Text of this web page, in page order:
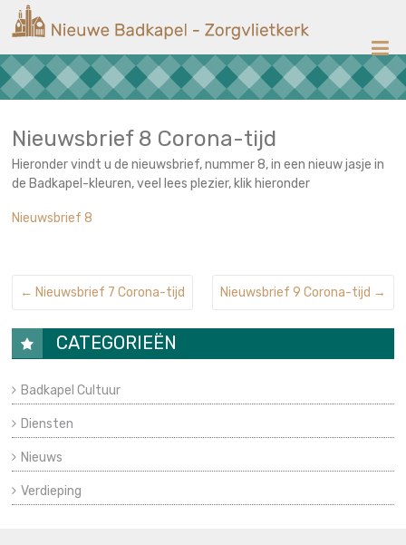
naar
inhoud
Nieuwe
Badkapel
Kerk
Nieuwsbrief 8 Corona-tijd
Hieronder vindt u de nieuwsbrief, nummer 8, in een nieuw jasje in
de Badkapel-kleuren, veel lees plezier, klik hieronder
Nieuwsbrief 8
← Nieuwsbrief 7 Corona-tijd Nieuwsbrief 9 Corona-tijd →
CATEGORIEËN
Badkapel Cultuur
Diensten
Nieuws
Verdieping